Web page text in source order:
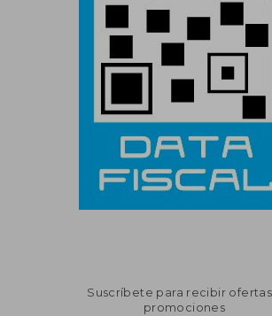
Suscríbete para recibir
promociones